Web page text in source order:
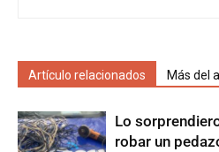
Artículo relacionados Más del
Lo
robar un